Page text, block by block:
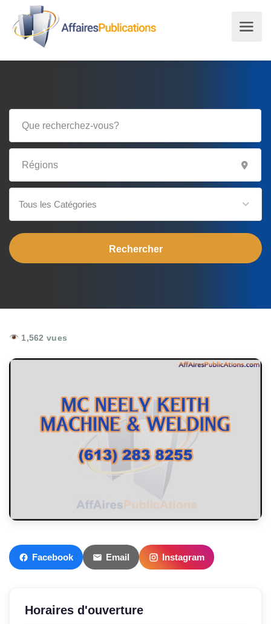
Tous les Catégories
1,562 vues
Facebook Email Instagram
Horaires d'ouverture